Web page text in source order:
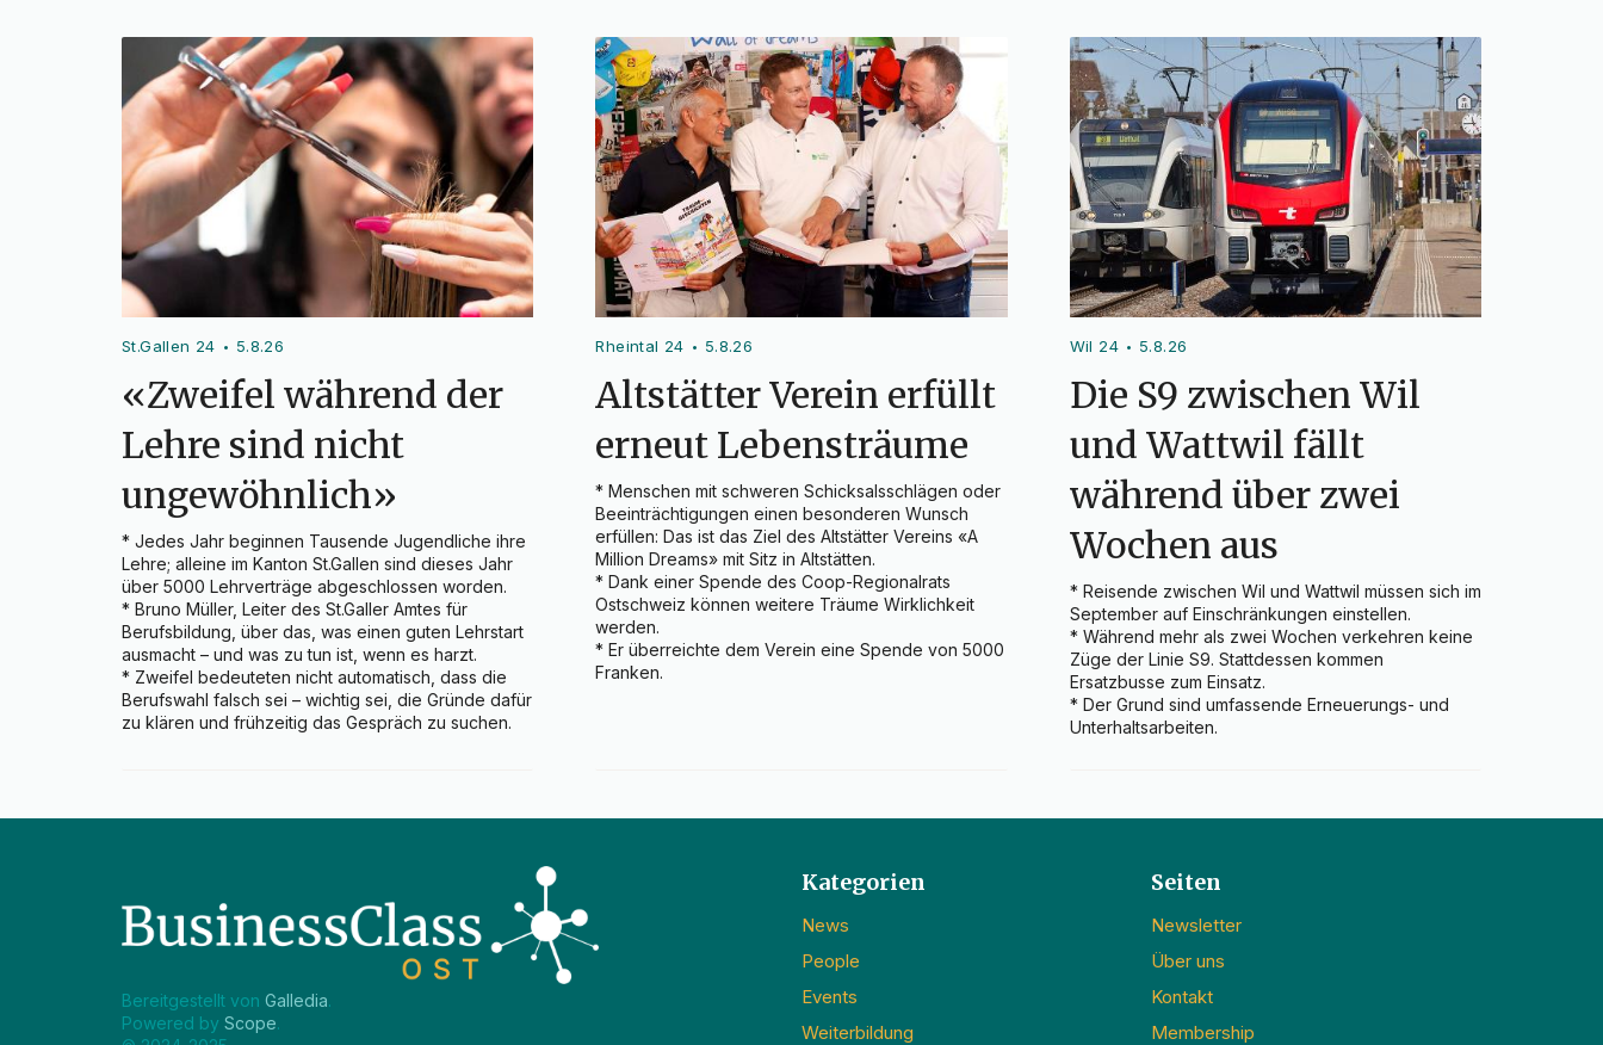
St.Gallen 24 • 5.8.26
«Zweifel während der
Lehre sind nicht
ungewöhnlich»
* Jedes Jahr beginnen Tausende Jugendliche ihre
Lehre; alleine im Kanton St.Gallen sind dieses Jahr
über 5000 Lehrverträge abgeschlossen worden.
* Bruno Müller, Leiter des St.Galler Amtes für
Berufsbildung, über das, was einen guten Lehrstart
ausmacht – und was zu tun ist, wenn es harzt.
* Zweifel bedeuteten nicht automatisch, dass die
Berufswahl falsch sei – wichtig sei, die Gründe dafür
zu klären und frühzeitig das Gespräch zu suchen.
Rheintal 24 • 5.8.26
Altstätter Verein erfüllt
erneut Lebensträume
* Menschen mit schweren Schicksalsschlägen oder
Beeinträchtigungen einen besonderen Wunsch
erfüllen: Das ist das Ziel des Altstätter Vereins «A
Million Dreams» mit Sitz in Altstätten.
* Dank einer Spende des Coop-Regionalrats
Ostschweiz können weitere Träume Wirklichkeit
werden.
* Er überreichte dem Verein eine Spende von 5000
Franken.
Wil 24 • 5.8.26
Die S9 zwischen Wil
und Wattwil fällt
während über zwei
Wochen aus
* Reisende zwischen Wil und Wattwil müssen sich im
September auf Einschränkungen einstellen.
* Während mehr als zwei Wochen verkehren keine
Züge der Linie S9. Stattdessen kommen
Ersatzbusse zum Einsatz.
* Der Grund sind umfassende Erneuerungs- und
Unterhaltsarbeiten.
Bereitgestellt von Galledia.
Powered by Scope.
Kategorien
News
People
Events
Weiterbildung
Seiten
Newsletter
Über uns
Kontakt
Membership